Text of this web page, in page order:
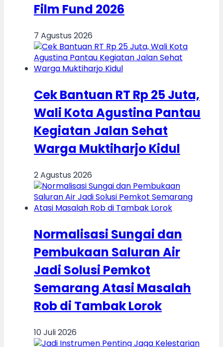
Film Fund 2026
7 Agustus 2026
Cek Bantuan RT Rp 25 Juta,
Wali Kota Agustina Pantau
Kegiatan Jalan Sehat
Warga Muktiharjo Kidul
2 Agustus 2026
Normalisasi Sungai dan
Pembukaan Saluran Air
Jadi Solusi Pemkot
Semarang Atasi Masalah
Rob di Tambak Lorok
10 Juli 2026